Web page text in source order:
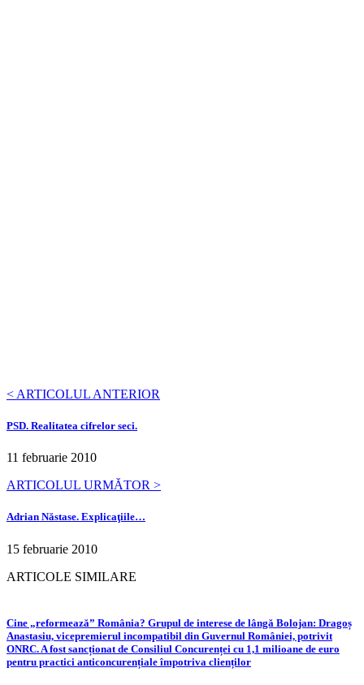
< ARTICOLUL ANTERIOR
PSD. Realitatea cifrelor seci.
11 februarie 2010
ARTICOLUL URMĂTOR >
Adrian Năstase. Explicaţiile…
15 februarie 2010
ARTICOLE SIMILARE
Cine „reformează” România? Grupul de interese de lângă Bolojan: Dragoș
Anastasiu, vicepremierul incompatibil din Guvernul României, potrivit
ONRC. A fost sancționat de Consiliul Concurenței cu 1,1 milioane de euro
pentru practici anticoncurențiale împotriva clienților